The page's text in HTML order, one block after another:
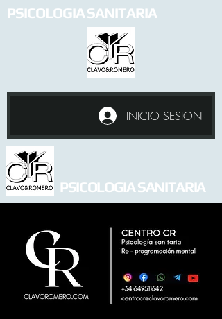
PSICOLOGIA SANITARIA
INICIO SESION
PSICOLOGIA SANITARIA